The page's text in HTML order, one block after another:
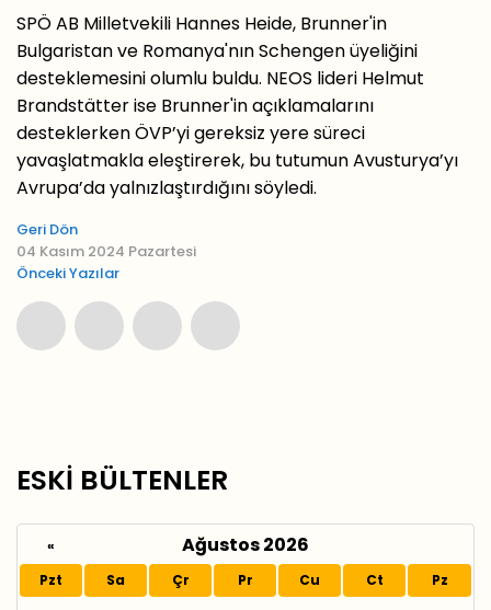
SPÖ AB Milletvekili Hannes Heide, Brunner'in
Bulgaristan ve Romanya'nın Schengen üyeliğini
desteklemesini olumlu buldu. NEOS lideri Helmut
Brandstätter ise Brunner'in açıklamalarını
desteklerken ÖVP’yi gereksiz yere süreci
yavaşlatmakla eleştirerek, bu tutumun Avusturya’yı
Avrupa’da yalnızlaştırdığını söyledi.
Geri Dön
04 Kasım 2024 Pazartesi
Önceki Yazılar
ESKİ BÜLTENLER
« Ağustos 2026
Pzt Sa Çr Pr Cu Ct
Pz